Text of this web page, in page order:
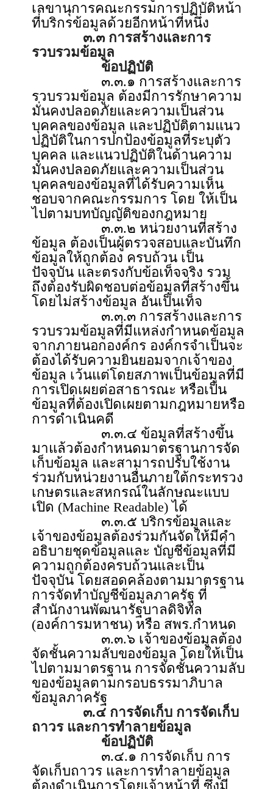
เลขานุการคณะกรรมการปฏิบัติหน้า
ที่บริกรข้อมูลด้วยอีกหน้าที่หนึ่ง
๓.๓ การสร้างและการ
รวบรวมข้อมูล
ข้อปฏิบัติ
๓.๓.๑ การสร้างและการ
รวบรวมข้อมูล ต้องมีการรักษาความ
มั่นคงปลอดภัยและความเป็นส่วน
บุคคลของข้อมูล และปฏิบัติตามแนว
ปฏิบัติในการปกป้องข้อมูลที่ระบุตัว
บุคคล และแนวปฏิบัติในด้านความ
มั่นคงปลอดภัยและความเป็นส่วน
บุคคลของข้อมูลที่ได้รับความเห็น
ชอบจากคณะกรรมการ โดย ให้เป็น
ไปตามบทบัญญัติของกฎหมาย
๓.๓.๒ หน่วยงานที่สร้าง
ข้อมูล ต้องเป็นผู้ตรวจสอบและบันทึก
ข้อมูลให้ถูกต้อง ครบถ้วน เป็น
ปัจจุบัน และตรงกับข้อเท็จจริง รวม
ถึงต้องรับผิดชอบต่อข้อมูลที่สร้างขึ้น
โดยไม่สร้างข้อมูล อันเป็นเท็จ
๓.๓.๓ การสร้างและการ
รวบรวมข้อมูลที่มีแหล่งกำหนดข้อมูล
จากภายนอกองค์กร องค์กรจำเป็นจะ
ต้องได้รับความยินยอมจากเจ้าของ
ข้อมูล เว้นแต่โดยสภาพเป็นข้อมูลที่มี
การเปิดเผยต่อสาธารณะ หรือเป็น
ข้อมูลที่ต้องเปิดเผยตามกฎหมายหรือ
การดำเนินคดี
๓.๓.๔ ข้อมูลที่สร้างขึ้น
มาแล้วต้องกำหนดมาตรฐานการจัด
เก็บข้อมูล และสามารถปรับใช้งาน
ร่วมกับหน่วยงานอื่นภายใต้กระทรวง
เกษตรและสหกรณ์ในลักษณะแบบ
เปิด (Machine Readable) ได้
๓.๓.๕ บริกรข้อมูลและ
เจ้าของข้อมูลต้องร่วมกันจัดให้มีคำ
อธิบายชุดข้อมูลและ บัญชีข้อมูลที่มี
ความถูกต้องครบถ้วนและเป็น
ปัจจุบัน โดยสอดคล้องตามมาตรฐาน
การจัดทำบัญชีข้อมูลภาครัฐ ที่
สำนักงานพัฒนารัฐบาลดิจิทัล
(องค์การมหาชน) หรือ สพร.กำหนด
๓.๓.๖ เจ้าของข้อมูลต้อง
จัดชั้นความลับของข้อมูล โดยให้เป็น
ไปตามมาตรฐาน การจัดชั้นความลับ
ของข้อมูลตามกรอบธรรมาภิบาล
ข้อมูลภาครัฐ
๓.๔ การจัดเก็บ การจัดเก็บ
ถาวร และการทำลายข้อมูล
ข้อปฏิบัติ
๓.๔.๑ การจัดเก็บ การ
จัดเก็บถาวร และการทำลายข้อมูล
ต้องดำเนินการโดยเจ้าหน้าที่ ซึ่งมี